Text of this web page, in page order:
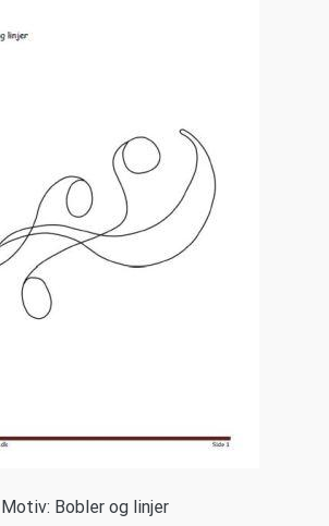
Motiv: Bobler og linjer